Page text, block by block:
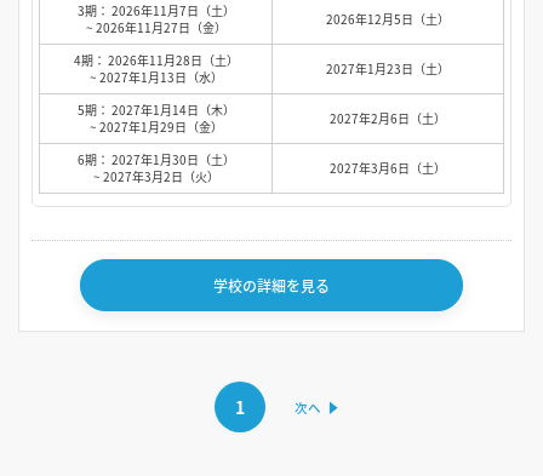
3期： 2026年11月7日（土）
~ 2026年11月27日（金）
2026年12月5日（土）
4期： 2026年11月28日（土）
~ 2027年1月13日（水）
2027年1月23日（土）
5期： 2027年1月14日（木）
~ 2027年1月29日（金）
2027年2月6日（土）
6期： 2027年1月30日（土）
~ 2027年3月2日（火）
2027年3月6日（土）
学校の詳細を見る
1